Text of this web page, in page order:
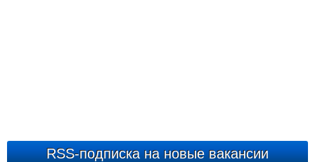
RSS-подписка на новые вакансии